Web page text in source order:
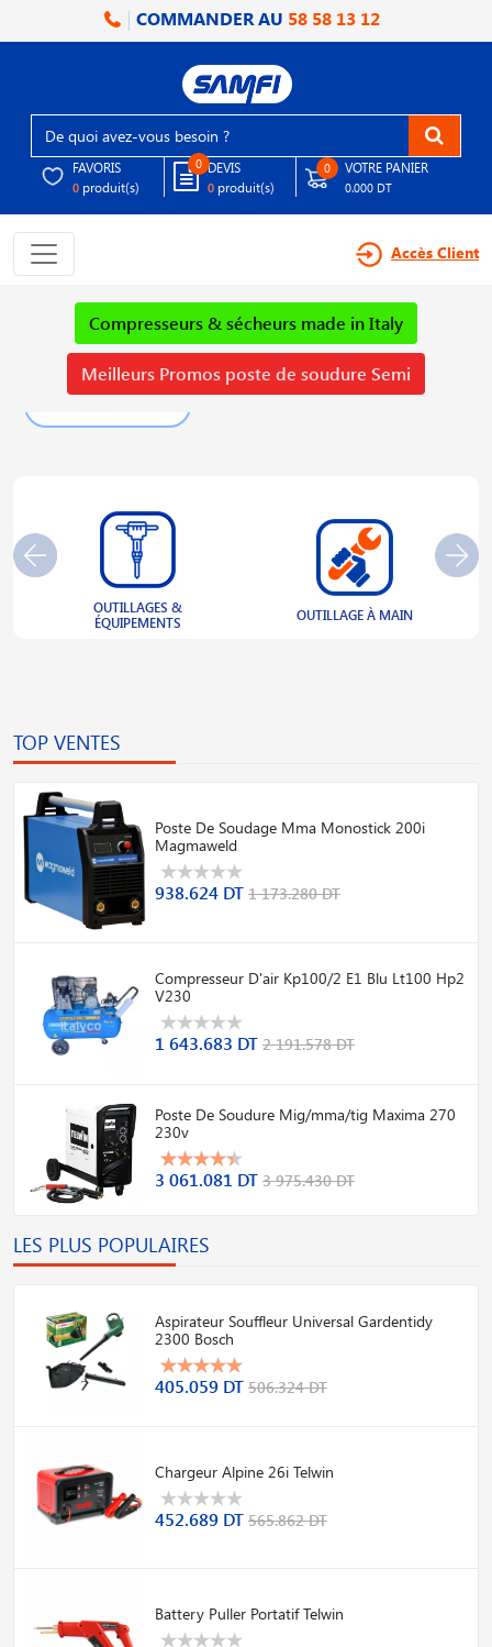
COMMANDER AU 58 58 13 12
FAVORIS
0 produit(s)
0 DEVIS
0 produit(s)
0 VOTRE PANIER
0.000 DT
Accès Client
Compresseurs & sécheurs made in Italy
Meilleurs Promos poste de soudure Semi
OUTILLAGES &
ÉQUIPEMENTS
OUTILLAGE À MAIN
TOP VENTES
Poste De Soudage Mma Monostick 200i
Magmaweld
938.624 DT 1 173.280 DT
Compresseur D'air Kp100/2 E1 Blu Lt100 Hp2
V230
1 643.683 DT 2 191.578 DT
Poste De Soudure Mig/mma/tig Maxima 270
230v
3 061.081 DT 3 975.430 DT
LES PLUS POPULAIRES
Aspirateur Souffleur Universal Gardentidy
2300 Bosch
405.059 DT 506.324 DT
Chargeur Alpine 26i Telwin
452.689 DT 565.862 DT
Battery Puller Portatif Telwin